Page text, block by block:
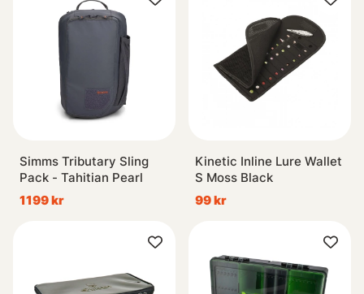
Simms Tributary Sling
Pack - Tahitian Pearl
1199 kr
Kinetic Inline Lure Wallet
S Moss Black
99 kr